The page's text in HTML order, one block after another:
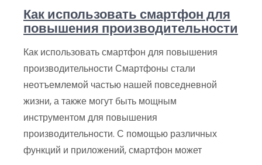
Как использовать смартфон для
повышения производительности
Как использовать смартфон для повышения
производительности Смартфоны стали
неотъемлемой частью нашей повседневной
жизни, а также могут быть мощным
инструментом для повышения
производительности. С помощью различных
функций и приложений, смартфон может